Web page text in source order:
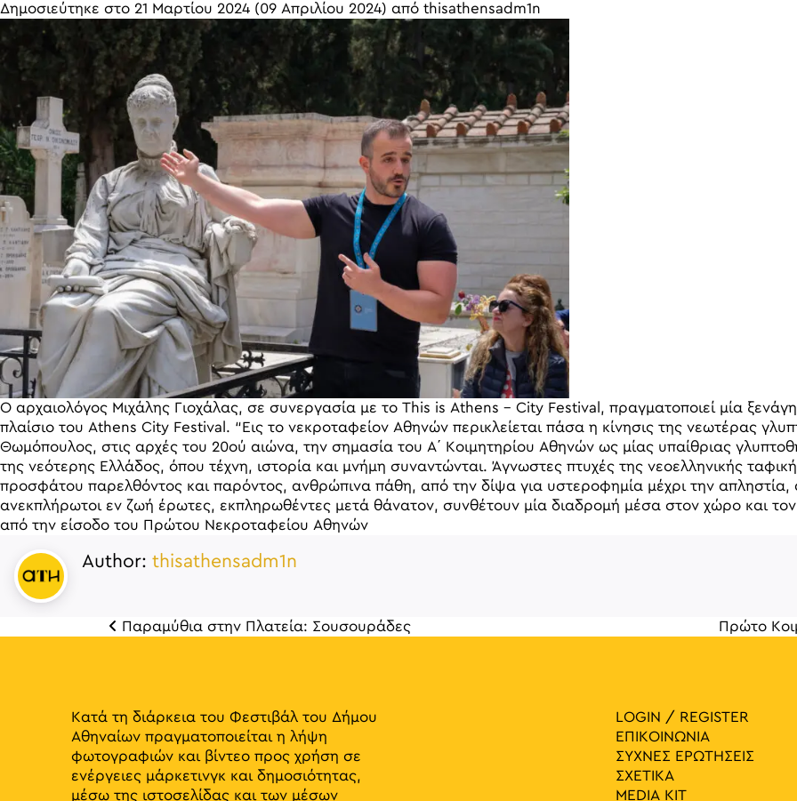
Δημοσιεύτηκε στο 21 Μαρτίου 2024 (09 Απριλίου 2024) από thisathensadm1n
Ο αρχαιολόγος Μιχάλης Γιοχάλας, σε συνεργασία με το This is Athens – City Festival, πραγματοποιεί μία
πλαίσιο του Athens City Festival. “Εις το νεκροταφείον Αθηνών περικλείεται πάσα η κίνησις της νεωτέρας
Θωμόπουλος, στις αρχές του 20ού αιώνα, την σημασία του Α΄ Κοιμητηρίου Αθηνών ως μίας υπαίθριας
της νεότερης Ελλάδος, όπου τέχνη, ιστορία και μνήμη συναντώνται. Άγνωστες πτυχές της νεοελληνικής
προσφάτου παρελθόντος και παρόντος, ανθρώπινα πάθη, από την δίψα για υστεροφημία μέχρι την απληστία,
ανεκπλήρωτοι εν ζωή έρωτες, εκπληρωθέντες μετά θάνατον, συνθέτουν μία διαδρομή μέσα στον χώρο και
από την είσοδο του Πρώτου Νεκροταφείου Αθηνών
Author: thisathensadm1n
Πλοήγηση
Παραμύθια στην Πλατεία: Σουσουράδες Πρώτο
Κατά τη διάρκεια του Φεστιβάλ του Δήμου
Αθηναίων πραγματοποιείται η λήψη
φωτογραφιών και βίντεο προς χρήση σε
ενέργειες μάρκετινγκ και δημοσιότητας,
μέσω της ιστοσελίδας και των μέσων
LOGIN / REGISTER
ΕΠΙΚΟΙΝΩΝΙΑ
ΣΥΧΝΕΣ ΕΡΩΤΗΣΕΙΣ
ΣΧΕΤΙΚΑ
MEDIA ΚIT